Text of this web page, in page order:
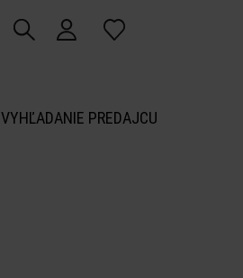
VYHĽADANIE PREDAJCU